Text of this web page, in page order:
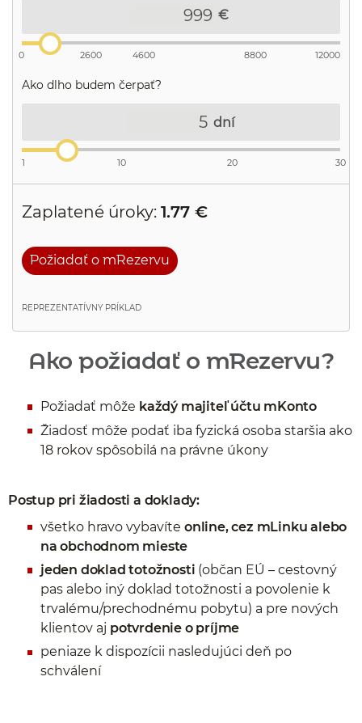
0 2600 4600 8800 12000
€
Ako dlho budem čerpať?
1 10 20 30
dní
Zaplatené úroky: 1.77 €
Požiadať o mRezervu
REPREZENTATÍVNY PRÍKLAD
Ako požiadať o mRezervu?
Požiadať môže každý majiteľ účtu mKonto
Žiadosť môže podať iba fyzická osoba staršia ako
18 rokov spôsobilá na právne úkony
Postup pri žiadosti a doklady:
všetko hravo vybavíte online, cez mLinku alebo
na obchodnom mieste
jeden doklad totožnosti (občan EÚ – cestovný
pas alebo iný doklad totožnosti a povolenie k
trvalému/prechodnému pobytu) a pre nových
klientov aj potvrdenie o príjme
peniaze k dispozícii nasledujúci deň po
schválení